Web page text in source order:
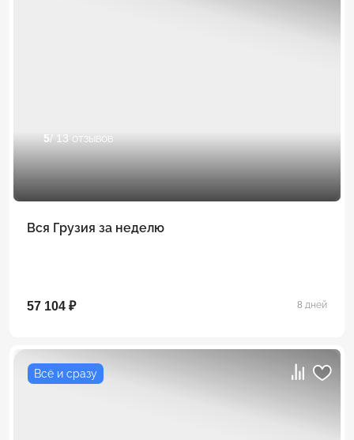
5/ 13 отзывов
Вся Грузия за неделю
57 104 ₽ 8 дней
Всё и сразу